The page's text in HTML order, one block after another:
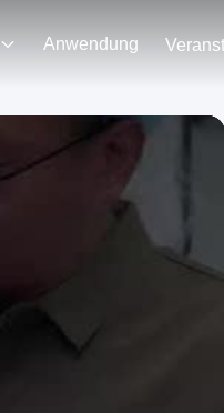
Anwendung